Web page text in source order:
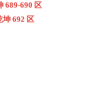
689-690 区
坤 692 区